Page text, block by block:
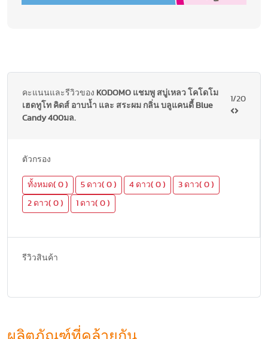
คะแนนและรีวิวของ KODOMO แชมพู สบู่เหลว โคโดโม
เฮดทูโท คิดส์ อาบน้ำ และ สระผม กลิ่น บลูแคนดี้ Blue
Candy 400มล.
1/20
ตัวกรอง
ทั้งหมด( 0 ) 5 ดาว( 0 ) 4 ดาว( 0 ) 3 ดาว( 0 )
2 ดาว( 0 ) 1 ดาว( 0 )
รีวิวสินค้า